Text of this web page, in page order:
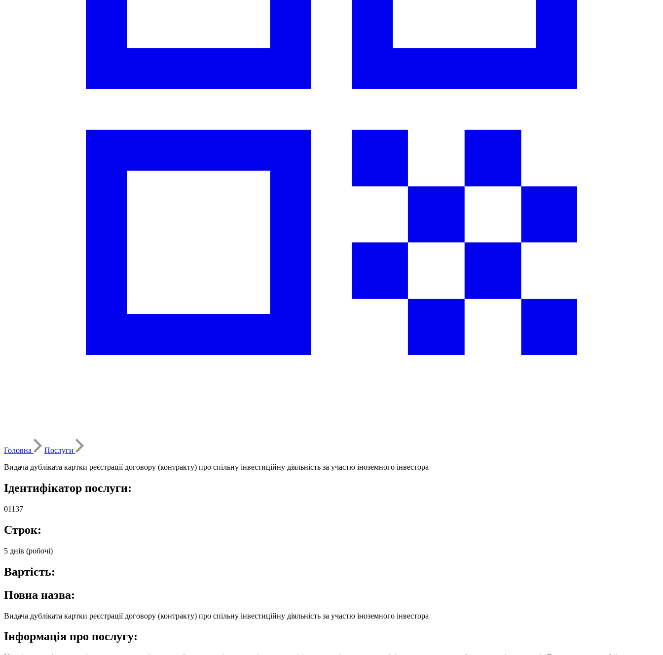
Головна
Послуги
Видача дубліката картки реєстрації договору (контракту) про спільну інвестиційну діяльність за участю іноземного інвестора
Ідентифікатор послуги:
01137
Строк:
5 днів (робочі)
Вартість:
Повна назва:
Видача дубліката картки реєстрації договору (контракту) про спільну інвестиційну діяльність за участю іноземного інвестора
Інформація про послугу: